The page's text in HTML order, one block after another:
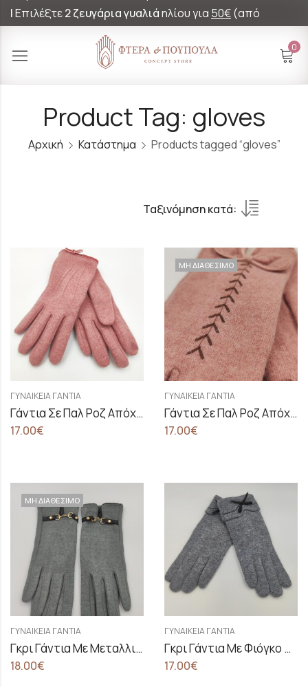
|Επιλέξτε2 ζευγάρια γυαλιάηλίου για 50€(από
0
Product Tag: gloves
Αρχική Κατάστημα Products tagged “gloves”
Ταξινόμηση κατά:
ΓΥΝΑΙΚΕΊΑ ΓΆΝΤΙΑ
Γάντια Σε Παλ Ροζ Απόχρωση Με Βελούδινο Φιόγκο Στο Τελείωμα
17.00€
ΜΗ ΔΙΑΘΕΣΙΜΟ
ΓΥΝΑΙΚΕΊΑ ΓΆΝΤΙΑ
Γάντια Σε Παλ Ροζ Απόχρωση Με Φιόγκοl
17.00€
ΜΗ ΔΙΑΘΕΣΙΜΟ
ΓΥΝΑΙΚΕΊΑ ΓΆΝΤΙΑ
Γκρι Γάντια Με Μεταλλική Λεπτομέρεια Στο Τελείωμα
18.00€
ΓΥΝΑΙΚΕΊΑ ΓΆΝΤΙΑ
Γκρι Γάντια Με Φιόγκο Στο Τελείωμα
17.00€